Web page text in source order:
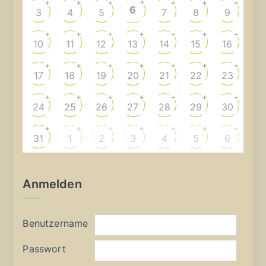
3
+
4
+
5
+
6 7
+
8
+
9
+
10
+
11
+
12
+
13
+
14
+
15
+
16
+
17
+
18
+
19
+
20
+
21
+
22
+
23
+
24
+
25
+
26
+
27
+
28
+
29
+
30
+
31
+
1
+
2
+
3
+
4
+
5
+
6
+
Anmelden
Benutzername
Passwort